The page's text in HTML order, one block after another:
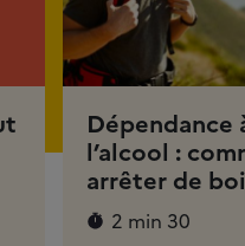
Dépendance
l’alcool :
arrêter de
2 min 30